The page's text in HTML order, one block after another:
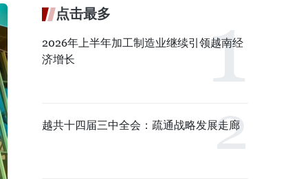
点击最多
2026年上半年加工制造业继续引领越南经
济增长
越共十四届三中全会：疏通战略发展走廊